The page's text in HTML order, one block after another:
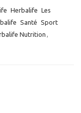
Herbalife Les
Santé Sport
Nutrition ,